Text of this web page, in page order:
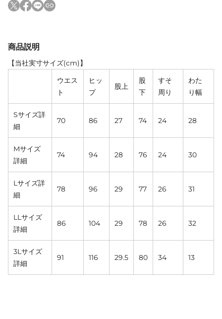
商品説明
【当社実寸サイズ(cm)】
ウエス
ト
ヒッ
プ
股上
股
下
すそ
周り
わた
り幅
Sサイズ詳
細
70 86 27 74 24 28
Mサイズ
詳細
74 94 28 76 24 30
Lサイズ詳
細
78 96 29 77 26 31
LLサイズ
詳細
86 104 29 78 26 32
3Lサイズ
詳細
91 116 29.5 80 34 13